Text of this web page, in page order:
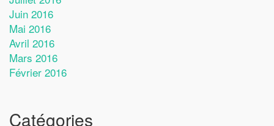
Juin 2016
Mai 2016
Avril 2016
Mars 2016
Février 2016
Catégories